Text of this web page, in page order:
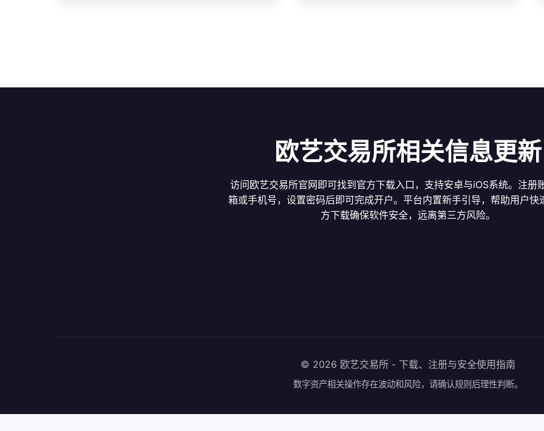
欧艺交易所相关信息更新
访问欧艺交易所官网即可找到官方下载入口，支持安卓与iOS系统。注册
箱或手机号，设置密码后即可完成开户。平台内置新手引导，帮助用户快
方下载确保软件安全，远离第三方风险。
© 2026 欧艺交易所 - 下载、注册与安全使用指南
数字资产相关操作存在波动和风险，请确认规则后理性判断。